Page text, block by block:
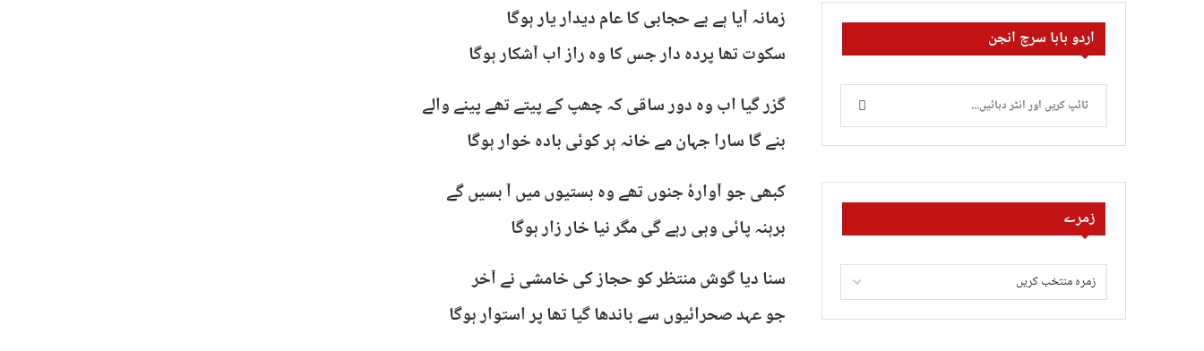
زمانہ آیا ہے بے حجابی کا عام دیدار یار ہوگا
سکوت تھا پردہ دار جس کا وہ راز اب آشکار ہوگا
گزر گیا اب وہ دور ساقی کہ چھپ کے پیتے تھے پینے والے
بنے گا سارا جہان مے خانہ ہر کوئی بادہ خوار ہوگا
کبھی جو آوارۂ جنوں تھے وہ بستیوں میں آ بسیں گے
برہنہ پائی وہی رہے گی مگر نیا خار زار ہوگا
سنا دیا گوش منتظر کو حجاز کی خامشی نے آخر
جو عہد صحرائیوں سے باندھا گیا تھا پر استوار ہوگا
اردو بابا سرچ انجن
زمرے